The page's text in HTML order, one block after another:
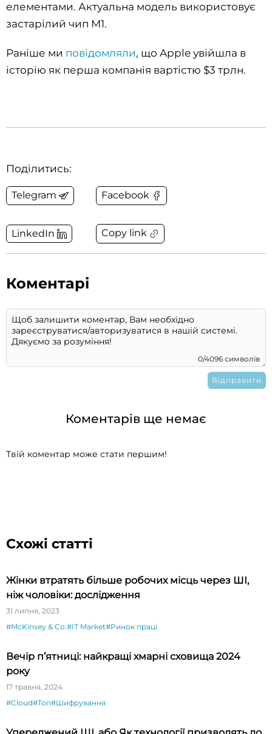
елементами. Актуальна модель використовує
застарілий чип M1.
Раніше ми повідомляли, що Apple увійшла в
історію як перша компанія вартістю $3 трлн.
Поділитись:
Telegram Facebook
LinkedIn Copy link
Коментарі
0/4096 символів
Коментарів ще немає
Твій коментар може стати першим!
Схожі статті
Жінки втратять більше робочих місць через ШІ,
ніж чоловіки: дослідження
31 липня, 2023
#McKinsey & Co.#IT Market#Ринок праці
Вечір п’ятниці: найкращі хмарні сховища 2024
року
17 травня, 2024
#Cloud#Топ#Шифрування